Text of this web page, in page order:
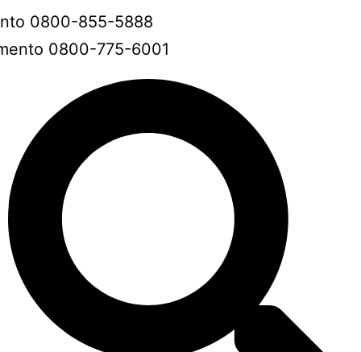
0800-855-5888
0800-775-6001